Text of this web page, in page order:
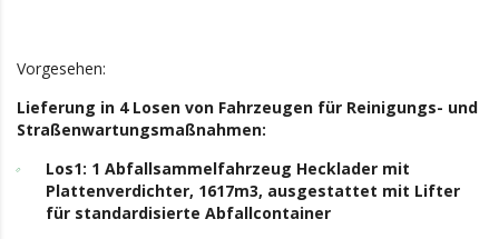
Vorgesehen:
Lieferung in 4 Losen von Fahrzeugen für Reinigungs- und
Straßenwartungsmaßnahmen:
Los1: 1 Abfallsammelfahrzeug Hecklader mit
Plattenverdichter, 1617m3, ausgestattet mit Lifter
für standardisierte Abfallcontainer